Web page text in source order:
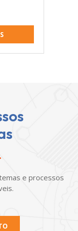
e processos